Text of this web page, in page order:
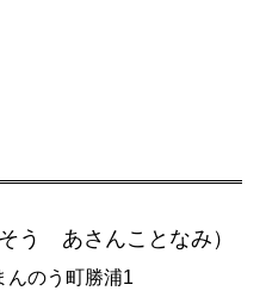
う あさんことなみ）
のう町勝浦1